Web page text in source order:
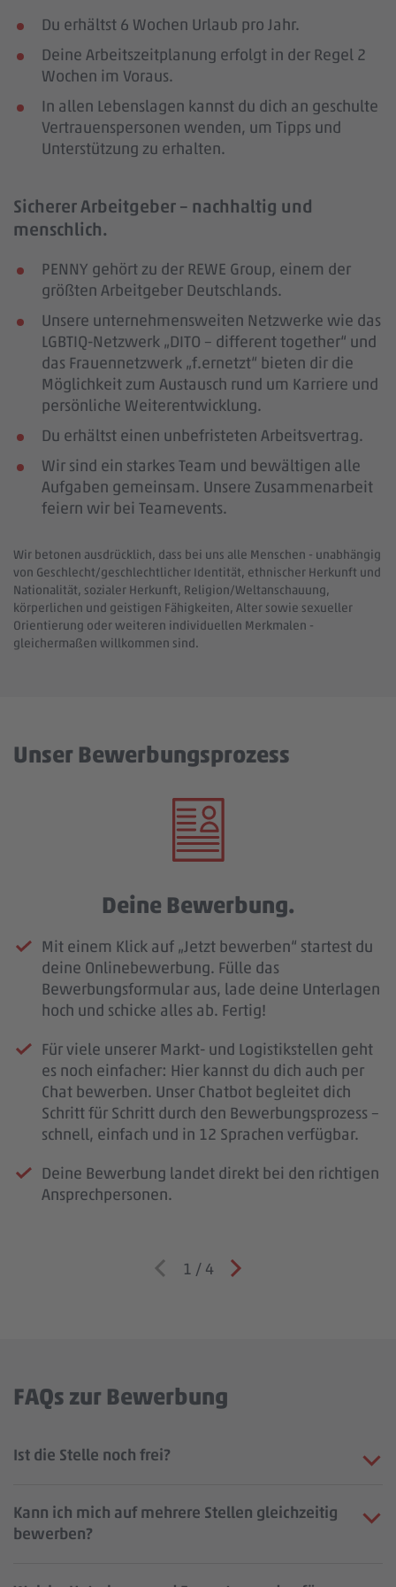
Du erhältst 6 Wochen Urlaub pro Jahr.
Deine Arbeitszeitplanung erfolgt in der Regel 2
Wochen im Voraus.
In allen Lebenslagen kannst du dich an geschulte
Vertrauenspersonen wenden, um Tipps und
Unterstützung zu erhalten.
Sicherer Arbeitgeber – nachhaltig und
menschlich.
PENNY gehört zu der REWE Group, einem der
größten Arbeitgeber Deutschlands.
Unsere unternehmensweiten Netzwerke wie das
LGBTIQ-Netzwerk „DITO – different together“ und
das Frauennetzwerk „f.ernetzt“ bieten dir die
Möglichkeit zum Austausch rund um Karriere und
persönliche Weiterentwicklung.
Du erhältst einen unbefristeten Arbeitsvertrag.
Wir sind ein starkes Team und bewältigen alle
Aufgaben gemeinsam. Unsere Zusammenarbeit
feiern wir bei Teamevents.
Wir betonen ausdrücklich, dass bei uns alle Menschen - unabhängig
von Geschlecht/geschlechtlicher Identität, ethnischer Herkunft und
Nationalität, sozialer Herkunft, Religion/Weltanschauung,
körperlichen und geistigen Fähigkeiten, Alter sowie sexueller
Orientierung oder weiteren individuellen Merkmalen -
gleichermaßen willkommen sind.
Unser Bewerbungsprozess
Deine Bewerbung.
Mit einem Klick auf „Jetzt bewerben“ startest du
deine Onlinebewerbung. Fülle das
Bewerbungsformular aus, lade deine Unterlagen
hoch und schicke alles ab. Fertig!
Für viele unserer Markt- und Logistikstellen geht
es noch einfacher: Hier kannst du dich auch per
Chat bewerben. Unser Chatbot begleitet dich
Schritt für Schritt durch den Bewerbungsprozess –
schnell, einfach und in 12 Sprachen verfügbar.
Deine Bewerbung landet direkt bei den richtigen
Ansprechpersonen.
1 / 4
FAQs zur Bewerbung
Ist die Stelle noch frei?
Kann ich mich auf mehrere Stellen gleichzeitig
bewerben?